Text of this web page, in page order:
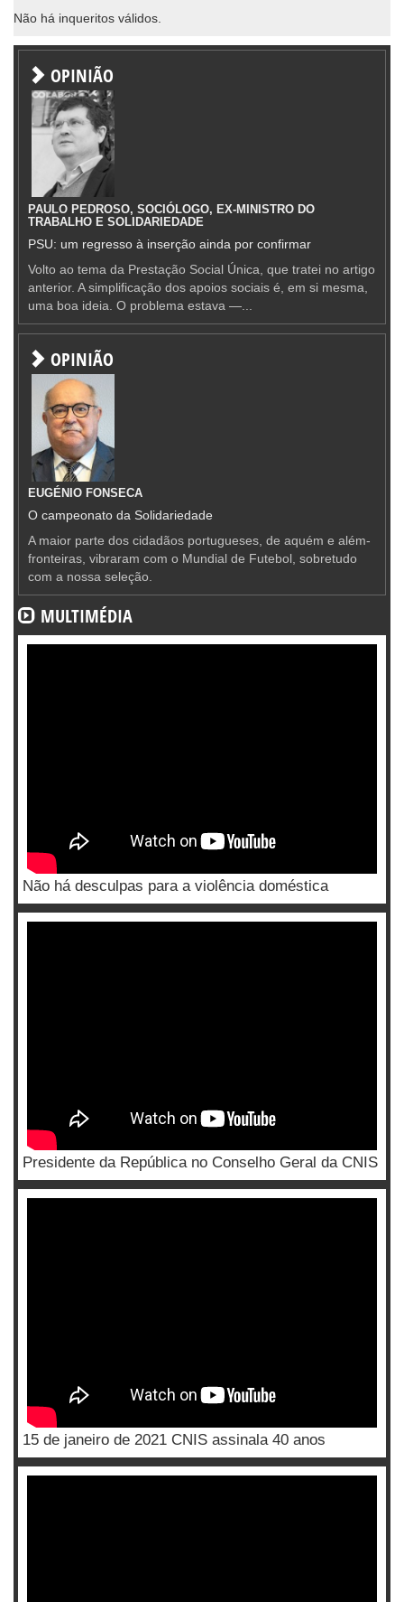
Não há inqueritos válidos.
OPINIÃO
PAULO PEDROSO, SOCIÓLOGO, EX-MINISTRO DO
TRABALHO E SOLIDARIEDADE
PSU: um regresso à inserção ainda por confirmar
Volto ao tema da Prestação Social Única, que tratei no artigo
anterior. A simplificação dos apoios sociais é, em si mesma,
uma boa ideia. O problema estava —...
OPINIÃO
EUGÉNIO FONSECA
O campeonato da Solidariedade
A maior parte dos cidadãos portugueses, de aquém e além-
fronteiras, vibraram com o Mundial de Futebol, sobretudo
com a nossa seleção.
MULTIMÉDIA
Não há desculpas para a violência doméstica
Presidente da República no Conselho Geral da CNIS
15 de janeiro de 2021 CNIS assinala 40 anos